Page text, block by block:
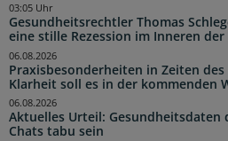
Gesundheitsrechtler Thomas
eine stille Rezession im Inneren
03:05 Uhr
Praxisbesonderheiten in Zeiten des
Klarheit soll es in der kommenden
06.08.2026
Aktuelles Urteil: Gesundheitsdaten
Chats tabu sein
06.08.2026